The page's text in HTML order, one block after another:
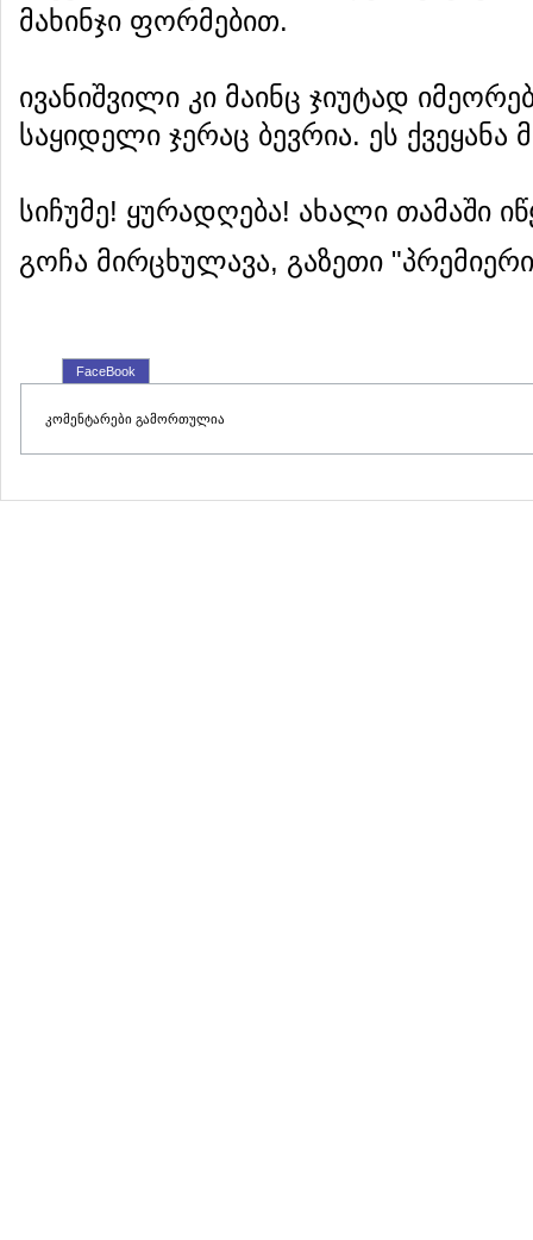
მახინჯი ფორმებით.
ივანიშვილი კი მაინც ჯიუტად
საყიდელი ჯერაც ბევრია. ეს ქვეყანა
სიჩუმე! ყურადღება! ახალი თამაში
გოჩა მირცხულავა, გაზეთი
FaceBook
კომენტარები გამორთულია